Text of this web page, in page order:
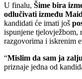
U finalu, Šime bira
odlučivati između
kandidati će imati još
ispunjene tjelovježbom,
razgovorima i iskrenim
“Mislim da sam ja
priznaje jedna od